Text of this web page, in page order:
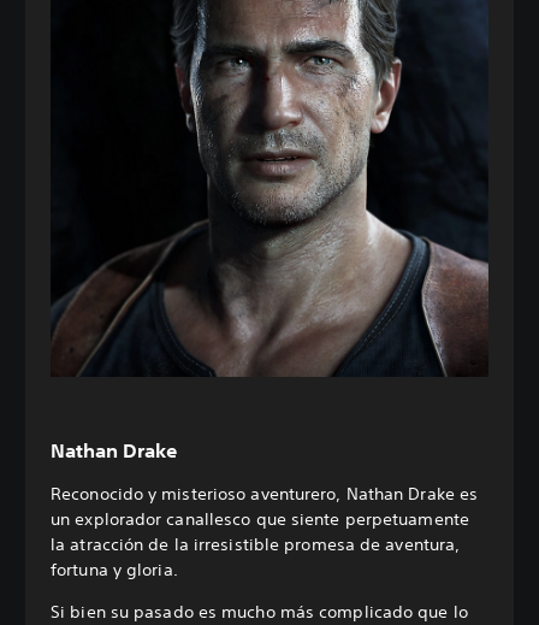
Nathan Drake
Reconocido y misterioso aventurero, Nathan Drake es
un explorador canallesco que siente perpetuamente
la atracción de la irresistible promesa de aventura,
fortuna y gloria.
Si bien su pasado es mucho más complicado que lo